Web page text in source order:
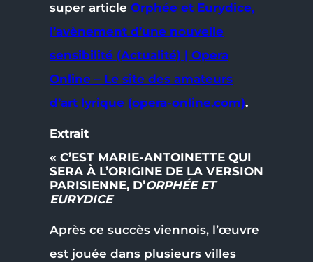
super article Orphée et Eurydice,
l’avènement d’une nouvelle
sensibilité (Actualité) | Opera
Online – Le site des amateurs
d’art lyrique (opera-online.com).
Extrait
« C’EST MARIE-ANTOINETTE QUI
SERA À L’ORIGINE DE LA VERSION
PARISIENNE, D’ORPHÉE ET
EURYDICE
Après ce succès viennois, l’œuvre
est jouée dans plusieurs villes